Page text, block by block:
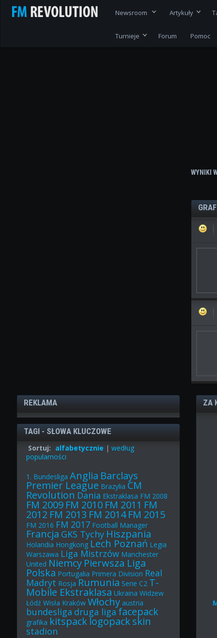
Newsroom Artykuły
Turnieje Forum Pomoc
WYNIKI
REKLAMA
TAGI - SŁOWA KLUCZOWE
Sortuj: alfabetycznie |według
popularności
1. Bundesliga Anglia Barclays
Premier League Brazylia CM
Revolution Dania Ekstraklasa FM 2008
FM 2009 FM 2010 FM 2011 FM
2012 FM 2013 FM 2014 FM 2015
FM 2016 FM 2017 Football Manager
Francja GKS Tychy Hiszpania
Holandia Hongkong Lech Poznań Legia
Warszawa Liga Mistrzów Manchester
United Niemcy Pierwsza Liga
Polska Portugalia Primera Division Real
Madryt Rosja Rumunia Serie C2 T-
Mobile Ekstraklasa Ukraina Widzew
Łódź Wisła Kraków Włochy austria
bundesliga druga ligafacepack
grafika kitspacklogopackskin
stadion
ZA